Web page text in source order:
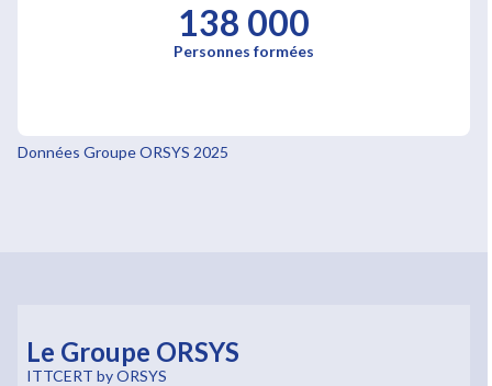
138 000
Personnes formées
Données Groupe ORSYS 2025
Le Groupe ORSYS
ITTCERT by ORSYS